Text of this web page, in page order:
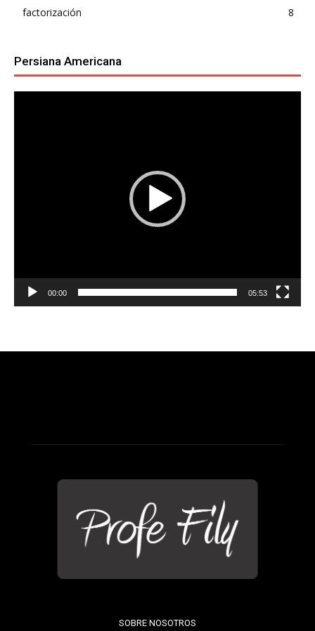
factorización
8
Persiana Americana
00:00 05:53
SOBRE NOSOTROS